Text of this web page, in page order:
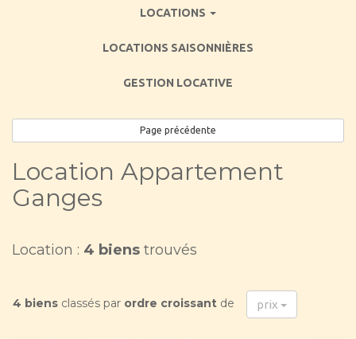
LOCATIONS
LOCATIONS SAISONNIÈRES
GESTION LOCATIVE
Page précédente
Location Appartement
Ganges
Location : 4 biens trouvés
4 biens classés par ordre croissant de prix